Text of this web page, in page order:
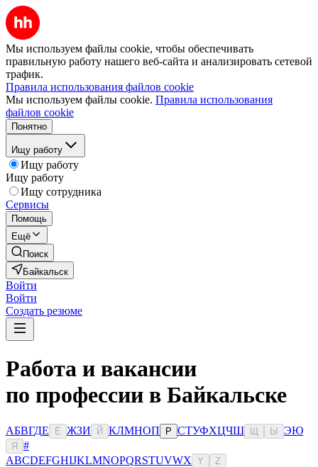
Мы используем файлы cookie, чтобы обеспечивать
правильную работу нашего веб-сайта и анализировать сетевой
трафик.
Правила использования файлов cookie
Мы используем файлы cookie. Правила использования
файлов cookie
Понятно
Ищу работу
Ищу работу
Ищу работу
Ищу сотрудника
Сервисы
Помощь
Ещё
Поиск
Байкальск
Войти
Войти
Создать резюме
Работа и вакансии
по профессии в Байкальске
АБВГДЕ Ё ЖЗИ Й КЛМНОП Р СТУФХЦЧШ Ы ЭЮ
Я
#
ABCDEFGHIJKLMNOPQRSTUVWX Y Z